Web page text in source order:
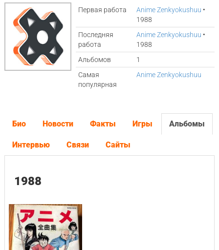
Первая работа Anime Zenkyokushuu •
1988
Последняя
работа
Anime Zenkyokushuu •
1988
Альбомов
1
Самая
популярная
Anime Zenkyokushuu
Био Новости Факты Игры Альбомы
Интервью Связи Сайты
1988